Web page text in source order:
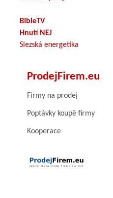
BibleTV
Hnutí NEJ
Slezská energetika
ProdejFirem.eu
Firmy na prodej
Poptávky koupě firmy
Kooperace